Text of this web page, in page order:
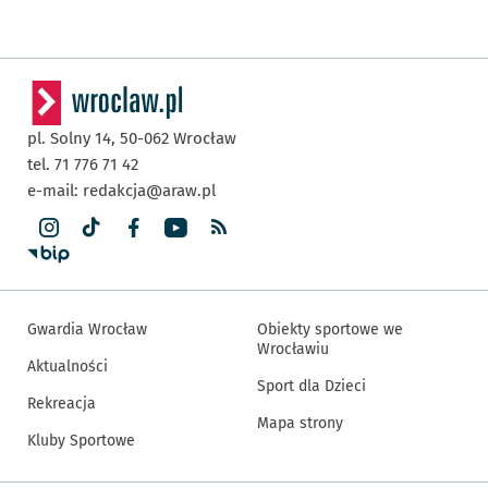
pl. Solny 14, 50-062 Wrocław
tel. 71 776 71 42
e-mail: redakcja@araw.pl
Gwardia Wrocław
Aktualności
Rekreacja
Kluby Sportowe
Obiekty sportowe we
Wrocławiu
Sport dla Dzieci
Mapa strony